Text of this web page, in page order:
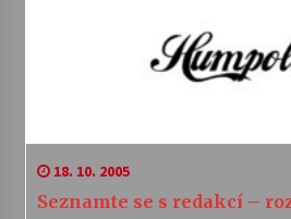
18. 10. 2005
Seznamte se s redakcí –